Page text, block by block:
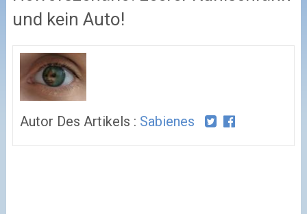
und kein Auto!
Autor Des Artikels : Sabienes